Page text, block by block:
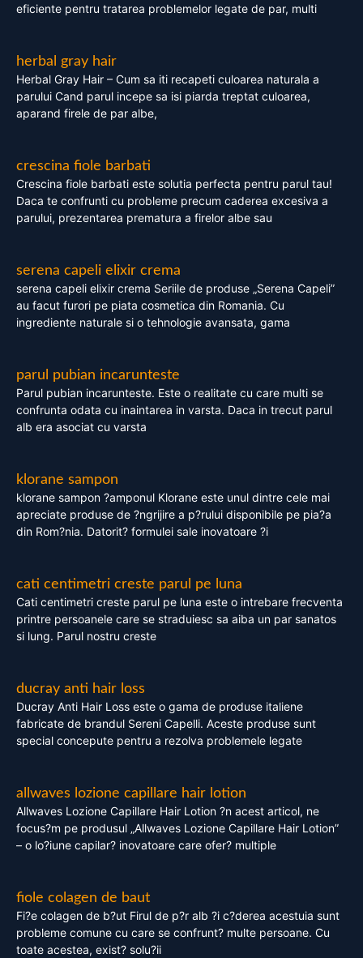
eficiente pentru tratarea problemelor legate de par, multi
herbal gray hair
Herbal Gray Hair – Cum sa iti recapeti culoarea naturala a
parului Cand parul incepe sa isi piarda treptat culoarea,
aparand firele de par albe,
crescina fiole barbati
Crescina fiole barbati este solutia perfecta pentru parul tau!
Daca te confrunti cu probleme precum caderea excesiva a
parului, prezentarea prematura a firelor albe sau
serena capeli elixir crema
serena capeli elixir crema Seriile de produse „Serena Capeli”
au facut furori pe piata cosmetica din Romania. Cu
ingrediente naturale si o tehnologie avansata, gama
parul pubian incarunteste
Parul pubian incarunteste. Este o realitate cu care multi se
confrunta odata cu inaintarea in varsta. Daca in trecut parul
alb era asociat cu varsta
klorane sampon
klorane sampon ?amponul Klorane este unul dintre cele mai
apreciate produse de ?ngrijire a p?rului disponibile pe pia?a
din Rom?nia. Datorit? formulei sale inovatoare ?i
cati centimetri creste parul pe luna
Cati centimetri creste parul pe luna este o intrebare frecventa
printre persoanele care se straduiesc sa aiba un par sanatos
si lung. Parul nostru creste
ducray anti hair loss
Ducray Anti Hair Loss este o gama de produse italiene
fabricate de brandul Sereni Capelli. Aceste produse sunt
special concepute pentru a rezolva problemele legate
allwaves lozione capillare hair lotion
Allwaves Lozione Capillare Hair Lotion ?n acest articol, ne
focus?m pe produsul „Allwaves Lozione Capillare Hair Lotion”
– o lo?iune capilar? inovatoare care ofer? multiple
fiole colagen de baut
Fi?e colagen de b?ut Firul de p?r alb ?i c?derea acestuia sunt
probleme comune cu care se confrunt? multe persoane. Cu
toate acestea, exist? solu?ii